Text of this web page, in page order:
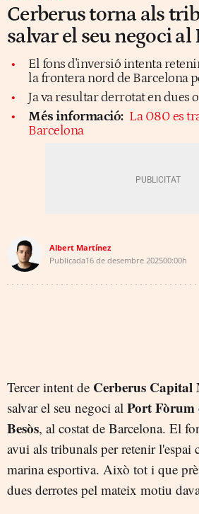
Cerberus torna als
salvar el seu negoci
El fons d'inversió intenta
la frontera nord de Barcelona
Ja va resultar derrotat en dues
Més informació: La 080 es
Barcelona
Albert Martínez
Publicada16 de desembre 202500:00h
Tercer intent de Cerberus Capital
salvar el seu negoci al Port Fòrum
Besòs, al costat de Barcelona. El
avui als tribunals per retenir l'espai
marina esportiva. Això tot i que
dues derrotes pel mateix motiu